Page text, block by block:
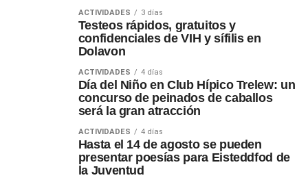
ACTIVIDADES 3 días
Testeos rápidos, gratuitos y
confidenciales de VIH y sífilis en
Dolavon
ACTIVIDADES 4 días
Día del Niño en Club Hípico Trelew: un
concurso de peinados de caballos
será la gran atracción
ACTIVIDADES 4 días
Hasta el 14 de agosto se pueden
presentar poesías para Eisteddfod de
la Juventud